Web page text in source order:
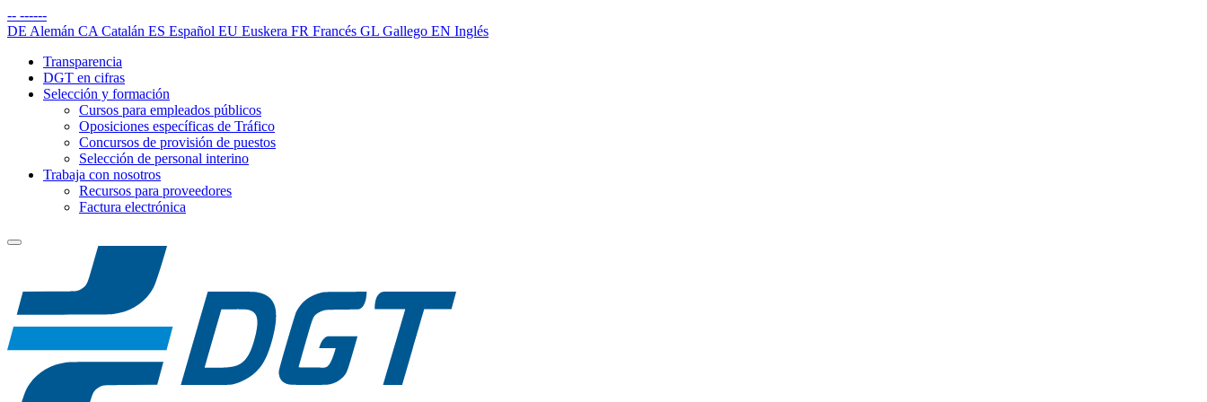
-- ------
DE Alemán CA Catalán ES Español EU Euskera FR Francés GL Gallego EN Inglés
Transparencia
DGT en cifras
Selección y formación
Cursos para empleados públicos
Oposiciones específicas de Tráfico
Concursos de provisión de puestos
Selección de personal interino
Trabaja con nosotros
Recursos para proveedores
Factura electrónica